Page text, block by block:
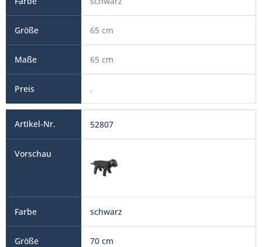
65 cm
65 cm
.
52807
schwarz
70 cm